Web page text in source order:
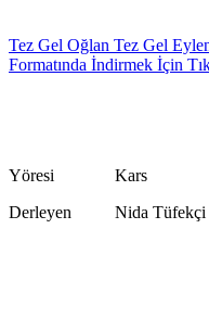
Tez Gel Oğlan Tez Gel
Formatında İndirmek İçin
Yöresi Kars
Derleyen Nida Tüfekçi